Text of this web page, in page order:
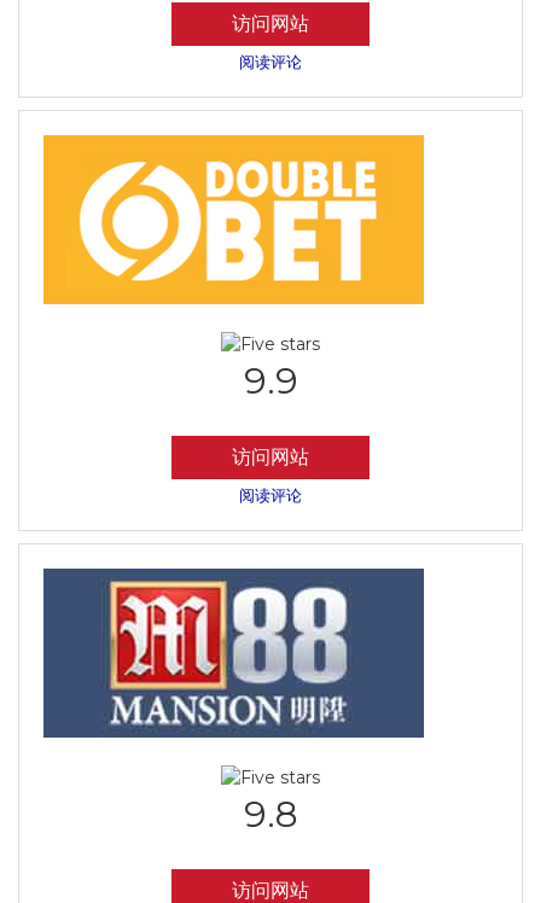
访问网站
阅读评论
9.9
访问网站
阅读评论
9.8
访问网站